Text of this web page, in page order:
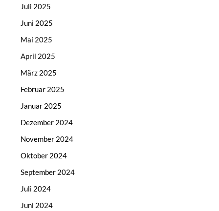
Juli 2025
Juni 2025
Mai 2025
April 2025
März 2025
Februar 2025
Januar 2025
Dezember 2024
November 2024
Oktober 2024
September 2024
Juli 2024
Juni 2024